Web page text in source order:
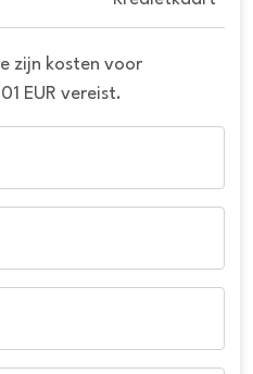
zijn kosten voor
EUR vereist.